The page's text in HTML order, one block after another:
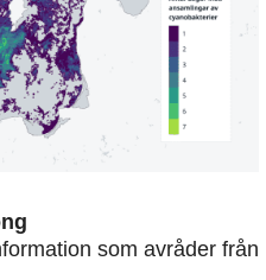
som avråder från